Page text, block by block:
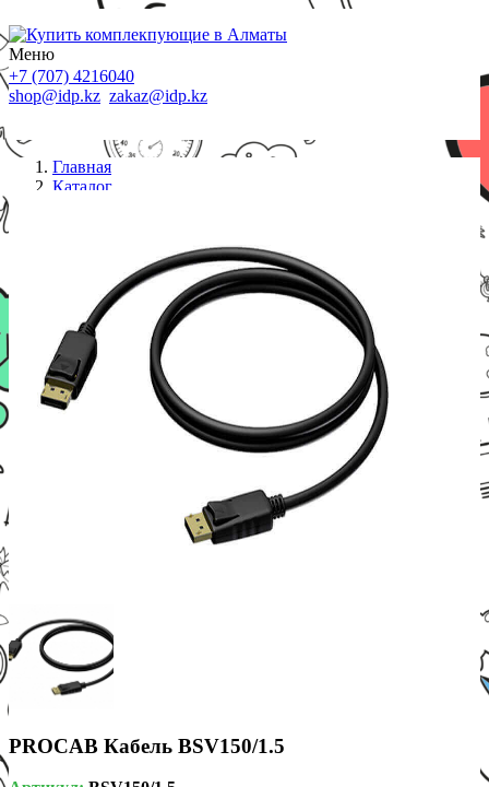
Меню
+7 (707) 4216040
shop@idp.kz zakaz@idp.kz
Главная
Каталог
PROCAB Кабель BSV150/1.5